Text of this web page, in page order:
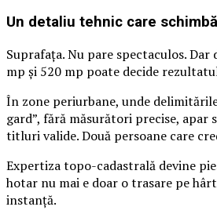
Un detaliu tehnic care
Suprafața. Nu pare spectaculos.
mp și 520 mp poate decide
În zone periurbane, unde
gard”, fără măsurători precise, apar
titluri valide. Două persoane care
Expertiza topo-cadastrală devine
hotar nu mai e doar o trasare pe
instanță.